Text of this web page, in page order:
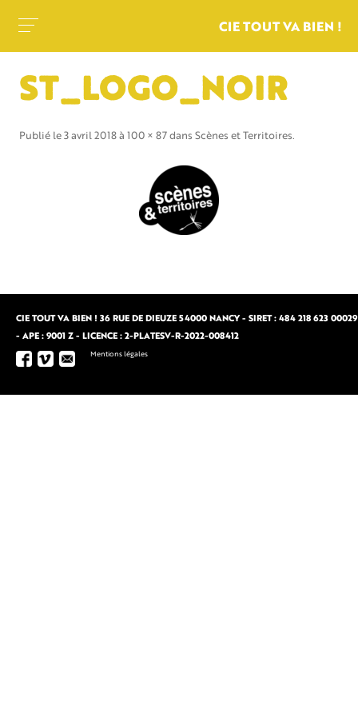
ST_LOGO_NOIR
Publié le 3 avril 2018 à 100 × 87 dans Scènes et Territoires.
CIE TOUT VA BIEN ! 36 RUE DE DIEUZE 54000 NANCY - SIRET : 484 218 623 00029
- APE : 9001 Z - LICENCE : 2-PLATESV-R-2022-008412
Mentions légales
CIE TOUT VA BIEN !